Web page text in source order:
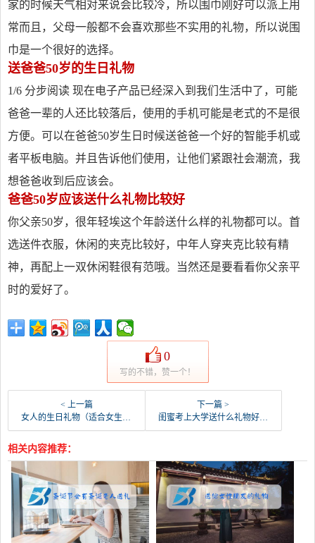
家的时候天气相对来说会比较冷，所以围巾刚好可以派上用
常而且，父母一般都不会喜欢那些不实用的礼物，所以说围
巾是一个很好的选择。
送爸爸50岁的生日礼物
1/6 分步阅读 现在电子产品已经深入到我们生活中了，可能
爸爸一辈的人还比较落后，使用的手机可能是老式的不是很
方便。可以在爸爸50岁生日时候送爸爸一个好的智能手机或
者平板电脑。并且告诉他们使用，让他们紧跟社会潮流，我
想爸爸收到后应该会。
爸爸50岁应该送什么礼物比较好
你父亲50岁，很年轻埃这个年龄送什么样的礼物都可以。首
选送件衣服，休闲的夹克比较好，中年人穿夹克比较有精
神，再配上一双休闲鞋很有范哦。当然还是要看看你父亲平
时的爱好了。
0
写的不错，赞一个！
< 上一篇
女人的生日礼物（适合女生的生日礼物有哪些?）
下一篇 >
闺蜜考上大学送什么礼物好（闺蜜考大学送什么礼物合适）
相关内容推荐：